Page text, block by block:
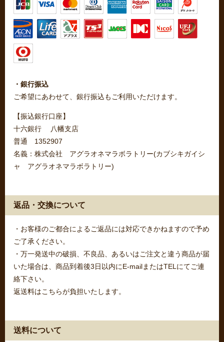
・銀行振込
ご希望にあわせて、銀行振込もご利用いただけます。
【振込銀行口座】
十六銀行 八幡支店
普通 1352907
名義：株式会社 アグラオネマラボラトリー(カブシキガイシ
ャ アグラオネマラボラトリー)
返品・交換について
・お客様のご都合によるご返品には対応できかねますので予め
ご了承ください。
・万一発送中の破損、不良品、あるいはご注文と違う商品が届
いた場合は、商品到着後3日以内にE-mailまたはTELにてご連
絡下さい。
返送料はこちらが負担いたします。
送料について